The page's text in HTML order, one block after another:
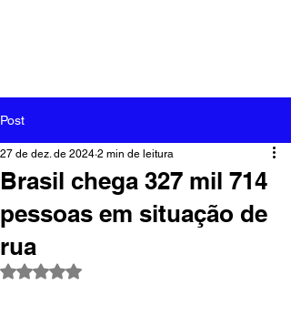
Post
Brasil chega 327 mil 714
pessoas em situação de
rua
27 de dez. de 2024 2 min de leitura
Avaliado com NaN de 5 estrelas.